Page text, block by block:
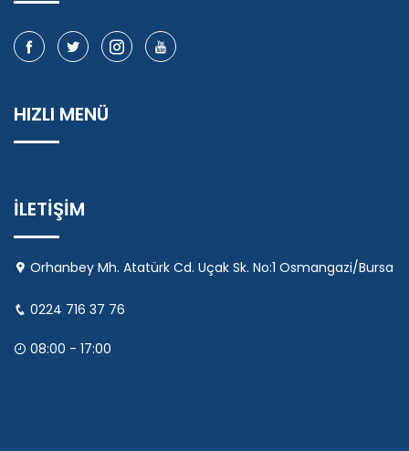
HIZLI MENÜ
İLETİŞİM
Orhanbey Mh. Atatürk Cd. Uçak Sk. No:1 Osmangazi/Bursa
0224 716 37 76
08:00 - 17:00